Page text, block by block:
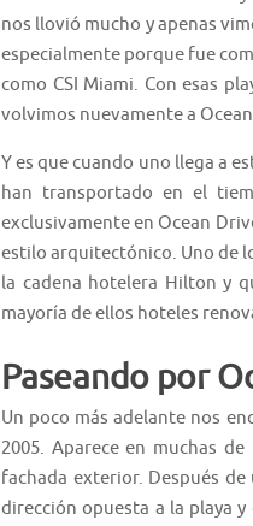
nos llovió mucho y apenas
especialmente porque fue
como CSI Miami. Con esas
volvimos nuevamente a
Y es que cuando uno llega a
han transportado en el
exclusivamente en Ocean
estilo arquitectónico. Uno de
la cadena hotelera Hilton y
mayoría de ellos hoteles
Paseando por
Un poco más adelante nos
2005. Aparece en muchas
fachada exterior. Después
dirección opuesta a la playa